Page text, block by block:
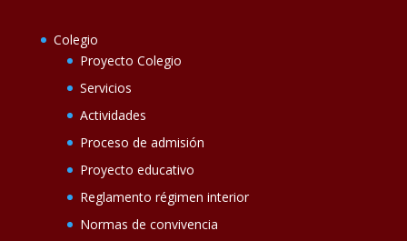
Colegio
Proyecto Colegio
Servicios
Actividades
Proceso de admisión
Proyecto educativo
Reglamento régimen interior
Normas de convivencia